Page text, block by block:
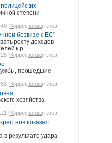
степени
(Корреспондент.net)
безвизе с ЕС"
росту доходов
к р...
(Корреспондент.net)
прошедшие
(Корреспондент.net)
хозяйства,
(Корреспондент.net)
показал
результате удара